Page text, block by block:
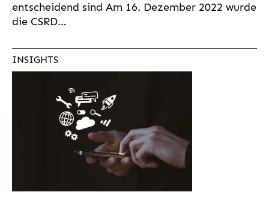
entscheidend sind Am 16. Dezember 2022 wurde
die CSRD…
INSIGHTS